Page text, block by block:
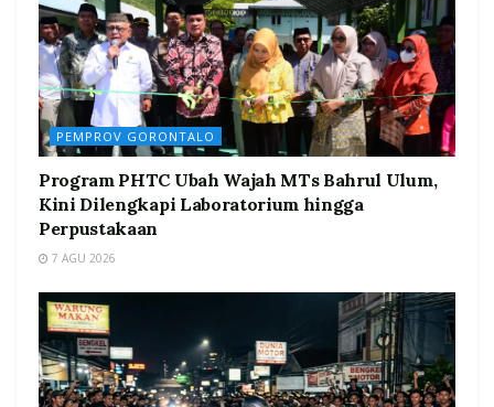
PEMPROV GORONTALO
Program PHTC Ubah Wajah MTs Bahrul Ulum,
Kini Dilengkapi Laboratorium hingga
Perpustakaan
7 AGU 2026